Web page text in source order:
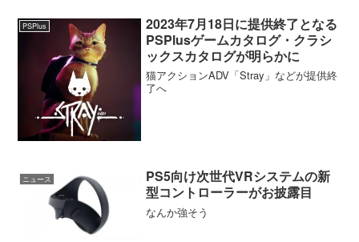
PSPlus
2023年7月18日に提供終了となる
PSPlusゲームカタログ・クラシ
ックスカタログが明らかに
猫アクションADV「Stray」などが提供終
了へ
ニュース
PS5向け次世代VRシステムの新
型コントローラーがお披露目
なんか強そう